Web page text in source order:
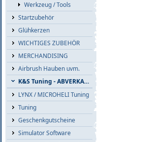
Werkzeug / Tools
Startzubehör
Glühkerzen
WICHTIGES ZUBEHÖR
MERCHANDISING
Airbrush Hauben uvm.
K&S Tuning - ABVERKAUF
LYNX / MICROHELI Tuning
Tuning
Geschenkgutscheine
Simulator Software